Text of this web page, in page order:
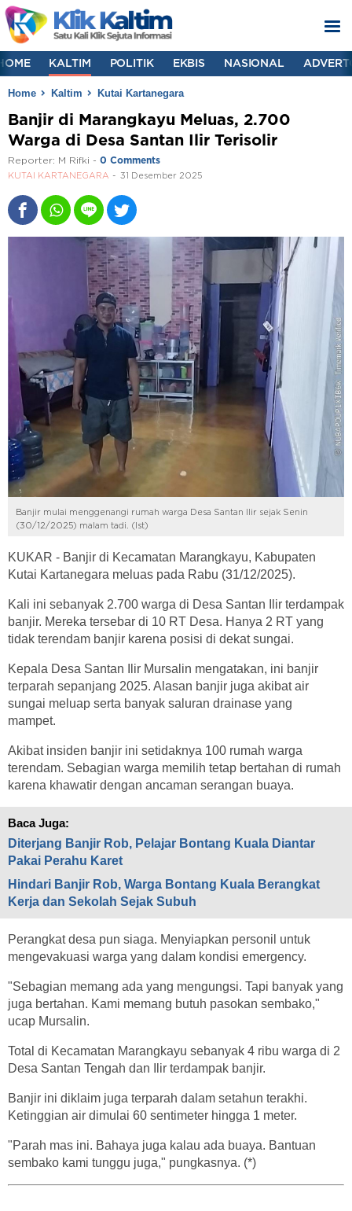
KALTIM POLITIK EKBIS NASIONAL
Home Kaltim Kutai Kartanegara
Banjir di Marangkayu Meluas, 2.700
Warga di Desa Santan Ilir Terisolir
Reporter: M Rifki - 0 Comments
KUTAI KARTANEGARA 31 Desember 2025
Banjir mulai menggenangi rumah warga Desa Santan Ilir sejak Senin
(30/12/2025) malam tadi. (Ist)
KUKAR - Banjir di Kecamatan Marangkayu, Kabupaten
Kutai Kartanegara meluas pada Rabu (31/12/2025).
Kali ini sebanyak 2.700 warga di Desa Santan Ilir terdampak
banjir. Mereka tersebar di 10 RT Desa. Hanya 2 RT yang
tidak terendam banjir karena posisi di dekat sungai.
Kepala Desa Santan Ilir Mursalin mengatakan, ini banjir
terparah sepanjang 2025. Alasan banjir juga akibat air
sungai meluap serta banyak saluran drainase yang
mampet.
Akibat insiden banjir ini setidaknya 100 rumah warga
terendam. Sebagian warga memilih tetap bertahan di rumah
karena khawatir dengan ancaman serangan buaya.
Baca Juga:
Diterjang Banjir Rob, Pelajar Bontang Kuala Diantar
Pakai Perahu Karet
Hindari Banjir Rob, Warga Bontang Kuala Berangkat
Kerja dan Sekolah Sejak Subuh
Perangkat desa pun siaga. Menyiapkan personil untuk
mengevakuasi warga yang dalam kondisi emergency.
"Sebagian memang ada yang mengungsi. Tapi banyak yang
juga bertahan. Kami memang butuh pasokan sembako,"
ucap Mursalin.
Total di Kecamatan Marangkayu sebanyak 4 ribu warga di 2
Desa Santan Tengah dan Ilir terdampak banjir.
Banjir ini diklaim juga terparah dalam setahun terakhi.
Ketinggian air dimulai 60 sentimeter hingga 1 meter.
"Parah mas ini. Bahaya juga kalau ada buaya. Bantuan
sembako kami tunggu juga," pungkasnya. (*)